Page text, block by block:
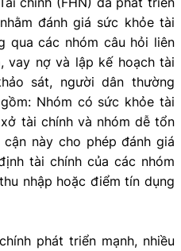
đánh giá sức khỏe tài
qua các nhóm câu hỏi liên
vay nợ và lập kế hoạch tài
sát, người dân thường
Nhóm có sức khỏe tài
tài chính và nhóm dễ tổn
này cho phép đánh giá
tài chính của các nhóm
nhập hoặc điểm tín dụng
phát triển mạnh, nhiều